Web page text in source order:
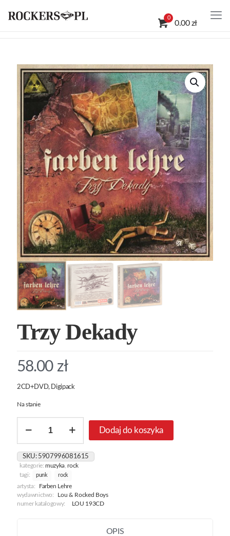
0
0.00 zł
Trzy Dekady
58.00 zł
2CD+DVD, Digipack
Na stanie
Trzy
Dodaj do koszyka
SKU: 5907996081615
kategorie:muzyka ,rock
tagi:
punk rock
artysta:
Farben Lehre
wydawnictwo:
Lou & Rocked Boys
numer katalogowy:
LOU 193CD
OPIS